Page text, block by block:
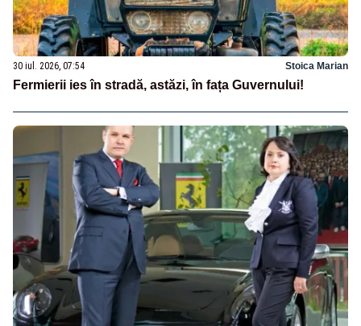
30 iul. 2026, 07:54 Stoica Marian
Fermierii ies în stradă, astăzi, în fața Guvernului!